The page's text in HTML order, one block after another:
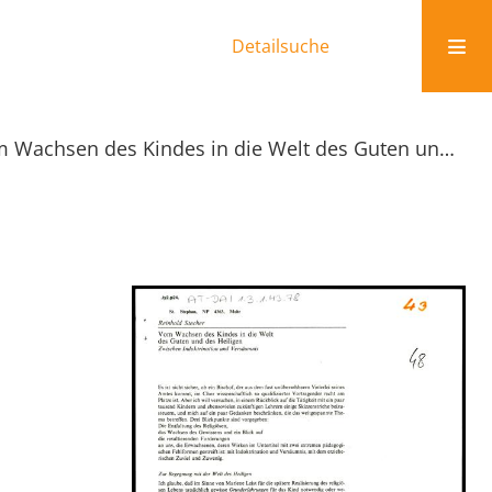
Detailsuche
Vom Wachsen des Kindes in die Welt des Guten und des Heiligen